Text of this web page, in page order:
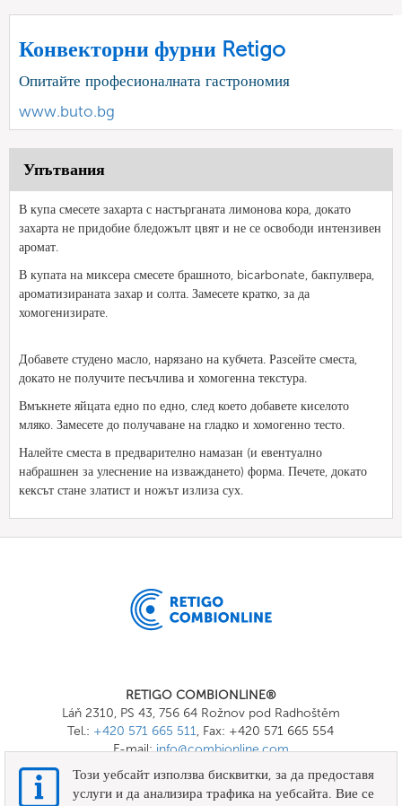
Конвекторни фурни Retigo
Опитайте професионалната гастрономия
www.buto.bg
Упътвания
В купа смесете захарта с настърганата лимонова кора, докато
захарта не придобие бледожълт цвят и не се освободи интензивен
аромат.
В купата на миксера смесете брашното, bicarbonate, бакпулвера,
ароматизираната захар и солта. Замесете кратко, за да
хомогенизирате.
Добавете студено масло, нарязано на кубчета. Разсейте сместа,
докато не получите песъчлива и хомогенна текстура.
Вмъкнете яйцата едно по едно, след което добавете киселото
мляко. Замесете до получаване на гладко и хомогенно тесто.
Налейте сместа в предварително намазан (и евентуално
набрашнен за улеснение на изваждането) форма. Печете, докато
кексът стане златист и ножът излиза сух.
RETIGO COMBIONLINE®
Láň 2310, PS 43, 756 64 Rožnov pod Radhoštěm
Tel.: +420 571 665 511, Fax: +420 571 665 554
E-mail:info@combionline.com
Този уебсайт използва бисквитки, за да предоставя
услуги и да анализира трафика на уебсайта. Вие се